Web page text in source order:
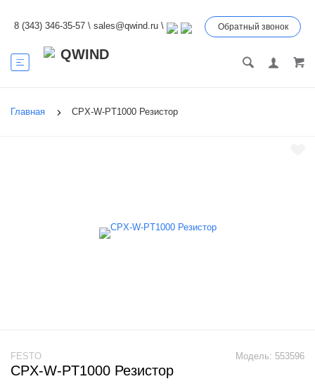
8 (343) 346-35-57 \ sales@qwind.ru \ Обратный звонок
Главная CPX-W-PT1000 Резистор
Модель: 553596
FESTO
CPX-W-PT1000 Резистор